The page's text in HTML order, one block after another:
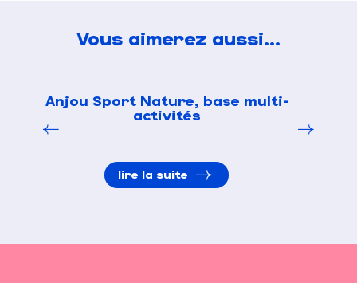
Vous aimerez aussi...
Anjou Sport Nature, base multi-
activités
lire la suite